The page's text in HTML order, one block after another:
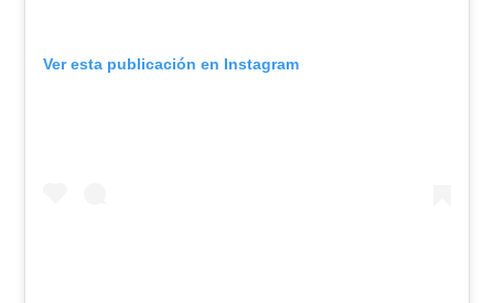
Ver esta publicación en Instagram